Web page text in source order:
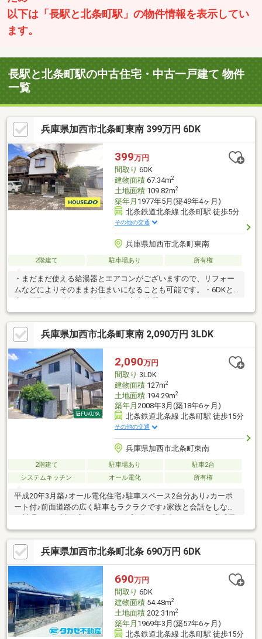
以下は「長駅と北条町駅」の物件情報を表示してい
ます。
長駅と北条町駅の中古住宅・中古一戸建て 物件
一覧
兵庫県加西市北条町東南 399万円 6DK
399万円
間取り 6DK
建物面積67.34m2
土地面積109.82m2
築年月 1977年5月(築49年4ヶ月)
北条鉄道北条線 北条町駅 徒歩5分
その他の交通
兵庫県加西市北条町東南
2階建て 駐車場あり 所有権
・まだまだ使える給湯器とエアコンがございますので、リフォー
ムなどによりそのままお住まいになることも可能です。・6DKと
広い間取りで階段が２箇所あり、室内洗濯干しスペースもござい
ます。・ゆとりのある間取りでいろんな使い方のできるお家で
す！・イオンモール加西北条まで徒歩約4分・増築未登記部分あ
り・売主契約不適合責任免責
兵庫県加西市北条町東南 2,090万円 3LDK
2,090万円
間取り 3LDK
建物面積127m2
土地面積194.29m2
築年月 2008年3月(築18年6ヶ月)
北条鉄道北条線 北条町駅 徒歩15分
その他の交通
兵庫県加西市北条町東南
2階建て 駐車場あり
駐車2台
システムキッチン
オール電化 所有権
平成20年3月築♪オール電化住宅♪駐車スペース2台分あり♪カーポ
ート付♪前面道路の広く駐車もラクラクです♪家族と会話をしなが
定■壁・天井クロス貼替（LDK・玄関・ホール・2F廊下・洗面室・
トイレ・2階洋室3室・2階納戸）1階和室（壁クロス貼替・畳表
替・襖張替）CF貼替（洗面室・トイレ）、洗面台・トイレ交換バ
ルコニー防水、防蟻工事、TVモニター付インターホン取替、網戸
兵庫県加西市北条町北条 690万円 6DK
690万円
間取り 6DK
建物面積54.48m2
土地面積202.31m2
築年月 1969年3月(築57年6ヶ月)
北条鉄道北条線 北条町駅 徒歩15分